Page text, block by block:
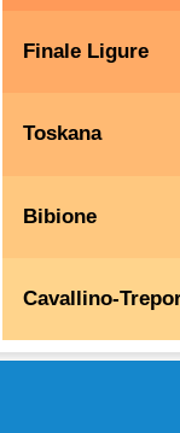
Finale Ligure
Toskana
Bibione
Cavallino-